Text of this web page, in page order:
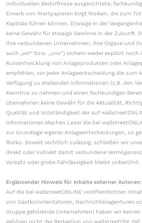
individuellen Bedürfnisse ausgerichtete,
Erwerb von Wertpapieren birgt Risiken, die zum
Kapitals führen können. Etwaige in der
keine Gewähr für etwaige Gewinne in der Zukunft.
ihre verbundenen Unternehmen, ihre Organe und
auch „wir“ bzw. „uns“) sichern weder explizit
Kursentwicklung von Anlageprodukten oder
empfehlen, vor jeder Anlageentscheidung die zum
Verfügung zu stellenden Informationen (z.B. den
Kenntnis zu nehmen und einen fachkundigen
übernehmen keine Gewähr für die Aktualität,
Qualität und Vollständigkeit der auf
Informationen.Machen Leser die bei
zur Grundlage eigener Anlageentscheidungen, so
Risiko. Soweit rechtlich zulässig, schließen wir
direkt oder indirekt damit verbundene
Vorsatz oder grobe Fahrlässigkeit bleibt unberührt.
Ergänzender Hinweis für Inhalte externer Autoren:
Auf die bei wallstreetONLINE veröffentlichten
von Gastkommentatoren, Nachrichtenagenturen
Gruppe gehörende Unternehmen) haben wir